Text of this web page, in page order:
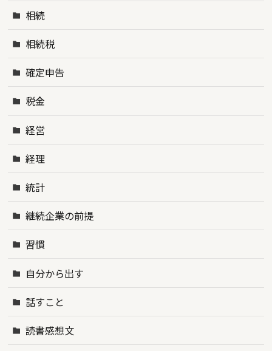
相続
相続税
確定申告
税金
経営
経理
統計
継続企業の前提
習慣
自分から出す
話すこと
読書感想文